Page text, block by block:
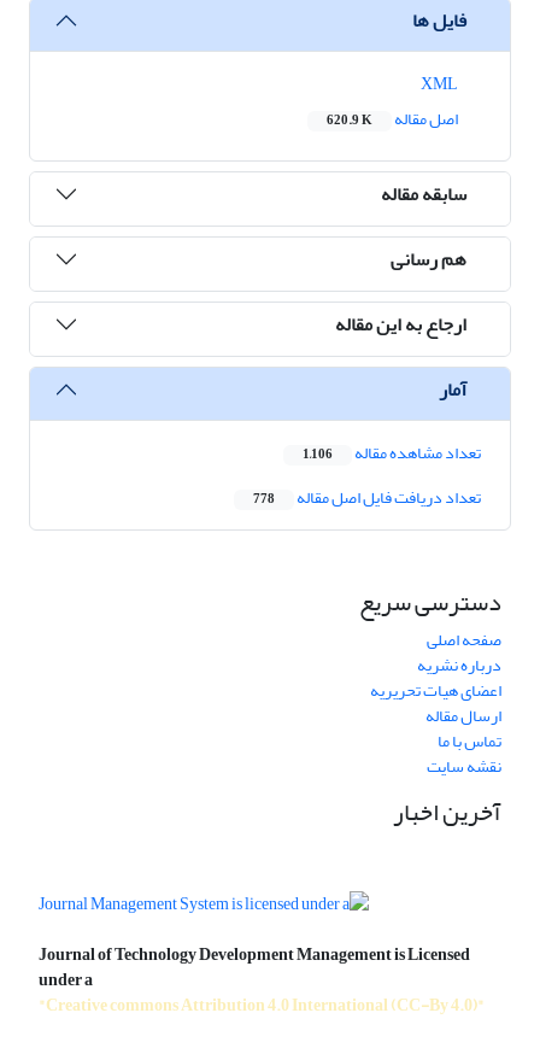
فایل ها
اصل مقاله
620.9 K
سابقه مقاله
هم رسانی
ارجاع به این مقاله
آمار
تعداد مشاهده مقاله 1,106
تعداد دریافت فایل اصل مقاله 778
دسترسی سریع
صفحه اصلی
درباره نشریه
اعضای هیات تحریریه
ارسال مقاله
تماس با ما
نقشه سایت
آخرین اخبار
Journal of Technology Development Management is Licensed
under a
"Creative commons Attribution 4.0 International (CC-By 4.0)"